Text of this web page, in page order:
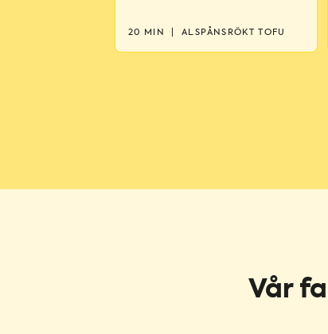
20 MIN ALSPÅNSRÖKT TOFU
Vår